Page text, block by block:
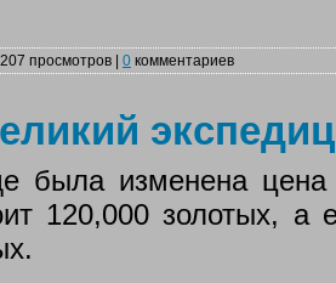
просмотров | 0 комментариев
была изменена цена
120,000 золотых, а